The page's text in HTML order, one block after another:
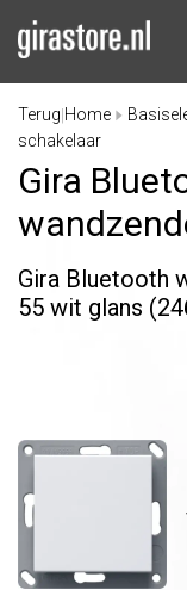
Terug Home
schakelaar
Gira
Gira Bluetooth
55 wit glans